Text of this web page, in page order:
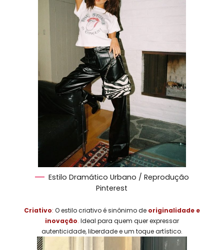
Estilo Dramático Urbano / Reprodução
Pinterest
Criativo: O estilo criativo é sinônimo de originalidade e
inovação. Ideal para quem quer expressar
autenticidade, liberdade e um toque artístico.